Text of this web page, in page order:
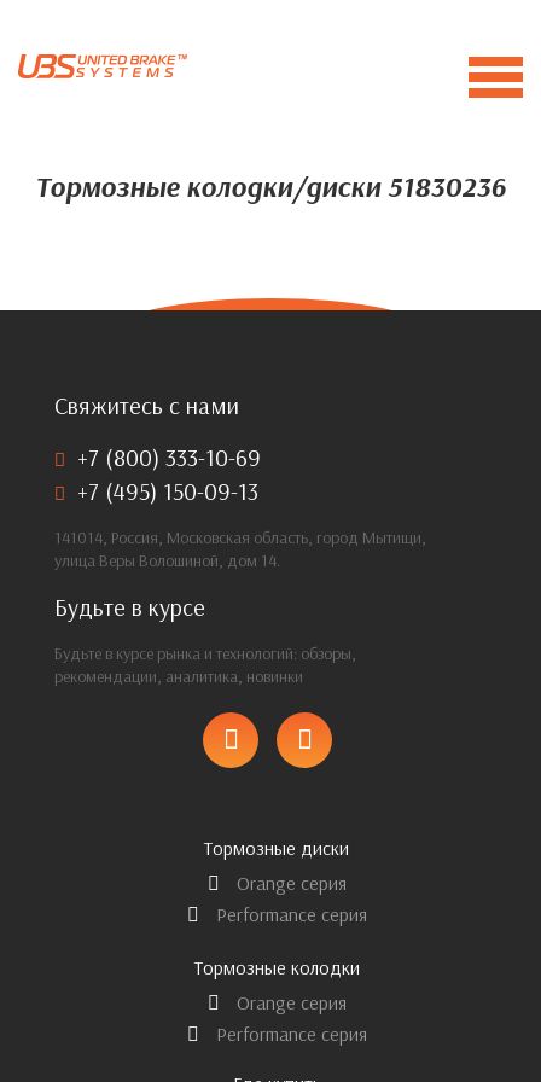
Тормозные колодки/диски 51830236
Свяжитесь с нами
+7 (800) 333-10-69
+7 (495) 150-09-13
141014, Россия, Московская область, город Мытищи,
улица Веры Волошиной, дом 14.
Будьте в курсе
Будьте в курсе рынка и технологий: обзоры,
рекомендации, аналитика, новинки
Тормозные диски
Orange серия
Performance серия
Тормозные колодки
Orange серия
Performance серия